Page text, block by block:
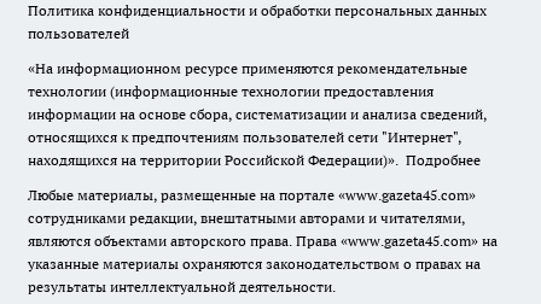
Политика конфиденциальности и обработки персональных данных
пользователей
«На информационном ресурсе применяются рекомендательные
технологии (информационные технологии предоставления
информации на основе сбора, систематизации и анализа сведений,
относящихся к предпочтениям пользователей сети "Интернет",
находящихся на территории Российской Федерации)». Подробнее
Любые материалы, размещенные на портале «www.gazeta45.com»
сотрудниками редакции, внештатными авторами и читателями,
являются объектами авторского права. Права «www.gazeta45.com» на
указанные материалы охраняются законодательством о правах на
результаты интеллектуальной деятельности.